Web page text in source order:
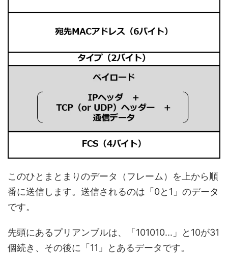
このひとまとまりのデータ（フレーム）を上から順
番に送信します。送信されるのは「0と1」のデータ
です。
先頭にあるプリアンブルは、「101010...」と10が31
個続き、その後に「11」とあるデータです。